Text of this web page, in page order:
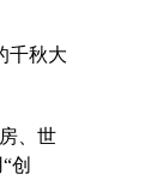
千秋大
、世
创